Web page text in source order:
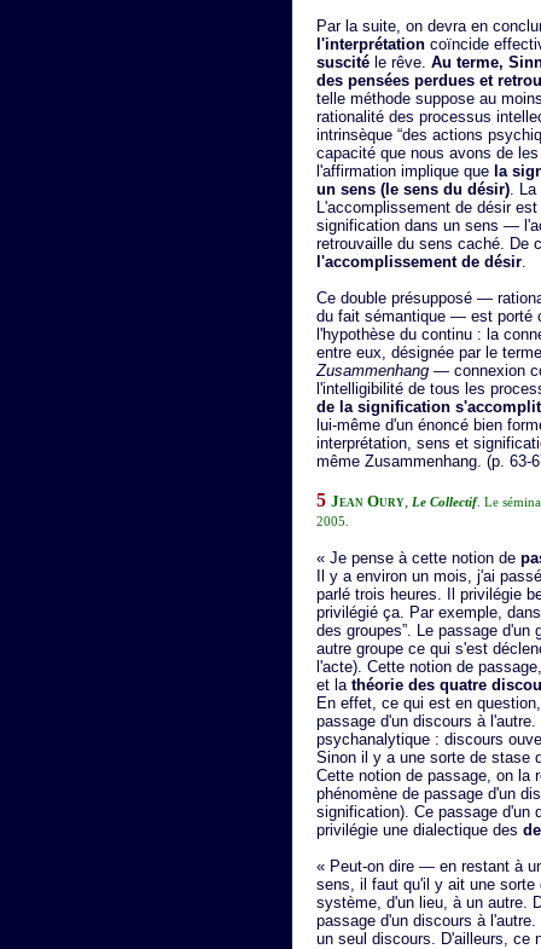
Par la suite, on devra en
l'interprétation coïncide
suscité le rêve. Au terme,
des pensées perdues et
telle méthode suppose au
rationalité des processus
intrinsèque “des actions
capacité que nous avons de
l'affirmation implique que la
un sens (le sens du désir). La
L'accomplissement de désir
signification dans un sens —
retrouvaille du sens caché. De
l'accomplissement de désir.
Ce double présupposé —
du fait sémantique — est porté
l'hypothèse du continu : la
entre eux, désignée par le
Zusammenhang — connexion
l'intelligibilité de tous les
de la signification
lui-même d'un énoncé bien
interprétation, sens et
même Zusammenhang. (p. 63-
5 Jean Oury, Le Collectif. Le
2005.
« Je pense à cette notion de
Il y a environ un mois, j'ai
parlé trois heures. Il privilégie
privilégié ça. Par exemple,
des groupes”. Le passage d'un
autre groupe ce qui s'est
l'acte). Cette notion de
et la théorie des quatre
En effet, ce qui est en
passage d'un discours à
psychanalytique : discours
Sinon il y a une sorte de stase
Cette notion de passage, on la
phénomène de passage d'un
signification). Ce passage d'un
privilégie une dialectique des
« Peut-on dire — en restant à
sens, il faut qu'il y ait une
système, d'un lieu, à un autre.
passage d'un discours à
un seul discours. D'ailleurs, ce